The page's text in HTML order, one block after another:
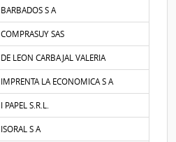
BARBADOS S A
COMPRASUY SAS
DE LEON CARBAJAL VALERIA
IMPRENTA LA ECONOMICA S A
I PAPEL S.R.L.
ISORAL S A